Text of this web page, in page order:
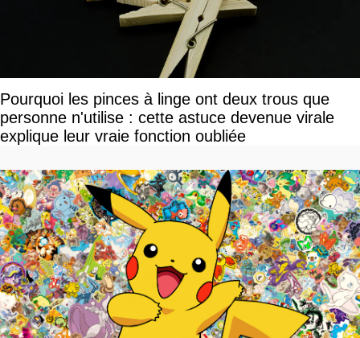
Pourquoi les pinces à linge ont deux trous que
personne n'utilise : cette astuce devenue virale
explique leur vraie fonction oubliée